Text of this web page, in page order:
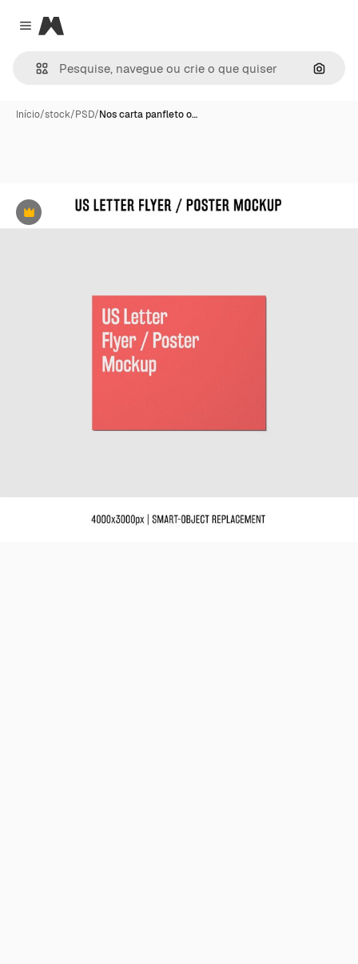
Close menu
Magnific
Início/stock/PSD/Nos carta panfleto o…
Premium